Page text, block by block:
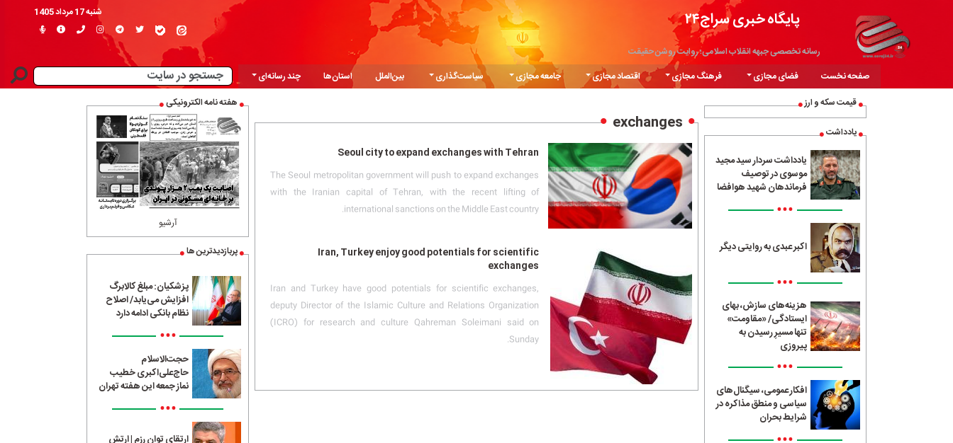
پایگاه خبری سراج۲۴
رسانه تخصصی جبهه انقلاب اسلامی؛ روایت روشن حقیقت
شنبه 17 مرداد 1405
صفحه نخست فضای مجازی فرهنگ مجازی اقتصاد مجازی جامعه مجازی سیاست‌گذاری بین‌الملل استان‌ها
چند رسانه‌ای
قیمت سکه و ارز
یادداشت
یادداشت سردار سید مجید
موسوی در توصیف
فرماندهان شهید هوافضا
•••
اکبر عبدی به روایتی دیگر
•••
هزینه‌های سازش، بهای
ایستادگی/ «مقاومت»
تنها مسیرِ رسیدن به
پیروزی
•••
افکار عمومی، سیگنال‌های
سیاسی و منطق مذاکره در
شرایط بحران
exchanges
Seoul city to expand exchanges with Tehran
The Seoul metropolitan government will push to expand exchanges
with the Iranian capital of Tehran, with the recent lifting of
international sanctions on the Middle East country.
Iran, Turkey enjoy good potentials for scientific
exchanges
Iran and Turkey have good potentials for scientific exchanges,
deputy Director of the Islamic Culture and Relations Organization
(ICRO) for research and culture Qahreman Soleimani said on
Sunday.
هفته نامه الکترونیکی
آرشیو
پربازدیدترین ها
پزشکیان: مبلغ کالابرگ
افزایش می‌یابد/ اصلاح
نظام بانکی ادامه دارد
•••
حجت‌الاسلام
حاج‌علی‌اکبری خطیب
نماز جمعه این هفته تهران
•••
ارتقای توان رزم | ارتش